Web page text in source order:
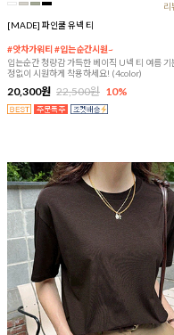
리
[MADE] 파인쿨 유넥 티
#앗차가워티 #입는순간시원~
입는순간 청량감 가득한 베이직 U넥 티 여름 기
정없이 시원하게 착용하세요! (4color)
20,300원 22,500원 10%